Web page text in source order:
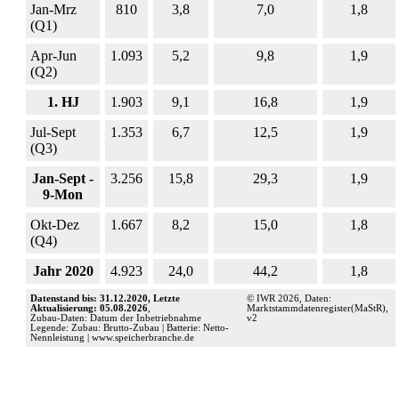
Jan-Mrz
(Q1)
810 3,8 7,0 1,8
Apr-Jun
(Q2)
1.093 5,2 9,8 1,9
1. HJ 1.903 9,1 16,8
1,9
Jul-Sept
(Q3)
1.353 6,7 12,5 1,9
Jan-Sept -
9-Mon
3.256 15,8 29,3 1,9
Okt-Dez
(Q4)
1.667 8,2 15,0 1,8
Jahr 2020 4.923 24,0 44,2 1,8
Datenstand bis: 31.12.2020, Letzte
Aktualisierung: 05.08.2026
Zubau-Daten: Datum der Inbetriebnahme
Legende: Zubau: Brutto-Zubau | Batterie: Netto-
Nennleistung | www.speicherbranche.de
© IWR 2026, Daten:
Marktstammdatenregister(MaStR),
v2